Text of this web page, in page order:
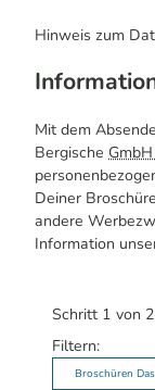
Hinweis zum
Mit dem
Bergische
Deiner
andere
Information
Schritt 1 von
Filtern:
Broschüren